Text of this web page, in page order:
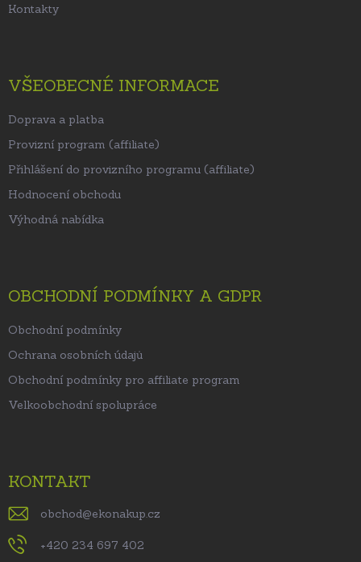
Kontakty
VŠEOBECNÉ INFORMACE
Doprava a platba
Provizní program (affiliate)
Přihlášení do provizního programu (affiliate)
Hodnocení obchodu
Výhodná nabídka
OBCHODNÍ PODMÍNKY A GDPR
Obchodní podmínky
Ochrana osobních údajů
Obchodní podmínky pro affiliate program
Velkoobchodní spolupráce
KONTAKT
obchod@ekonakup.cz
+420 234 697 402